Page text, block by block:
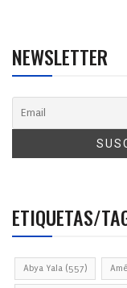
NEWSLETTER
ETIQUETAS/
Abya Yala (557)